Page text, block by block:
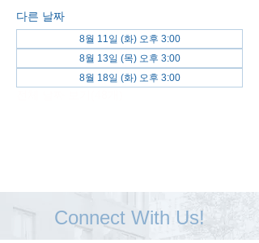
다른 날짜
8월 11일 (화) 오후 3:00
8월 13일 (목) 오후 3:00
8월 18일 (화) 오후 3:00
Connect With Us!